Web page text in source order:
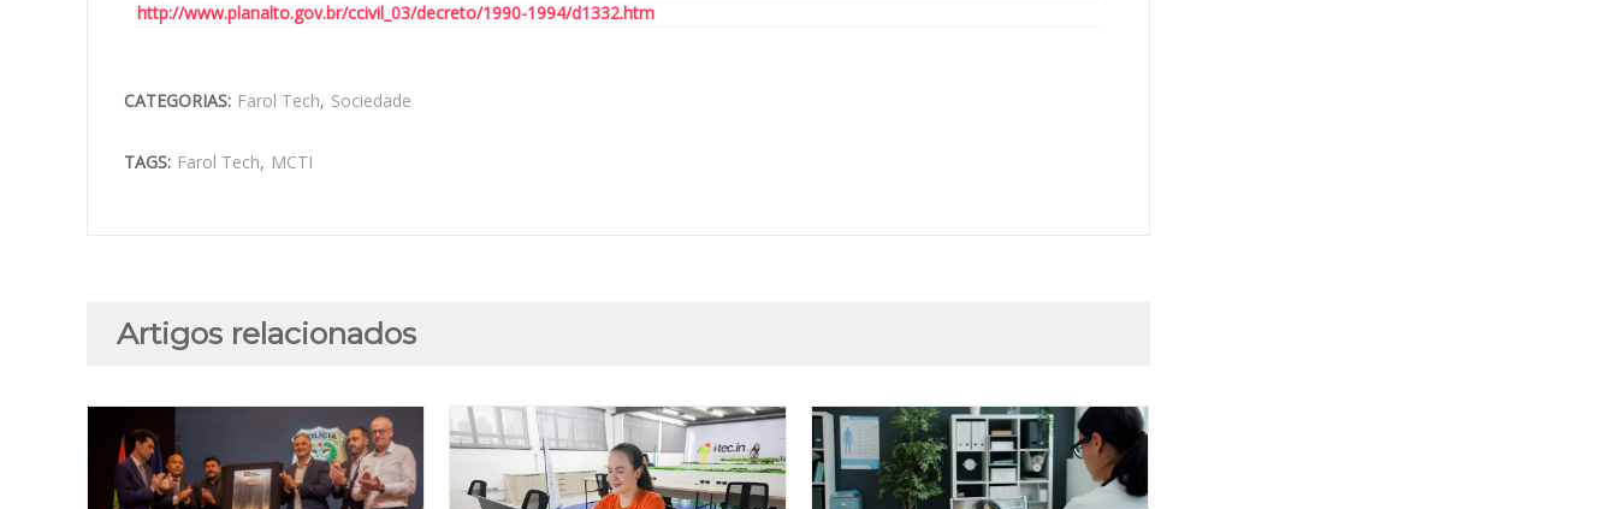
http://www.planalto.gov.br/ccivil_03/decreto/1990-1994/d1332.htm
CATEGORIAS: Farol Tech, Sociedade
TAGS: Farol Tech, MCTI
Artigos relacionados